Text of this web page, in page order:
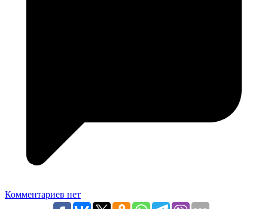
Комментариев нет